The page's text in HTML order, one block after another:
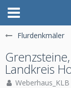
Flurdenkmäler
Landkreis
Weberhaus_KLB